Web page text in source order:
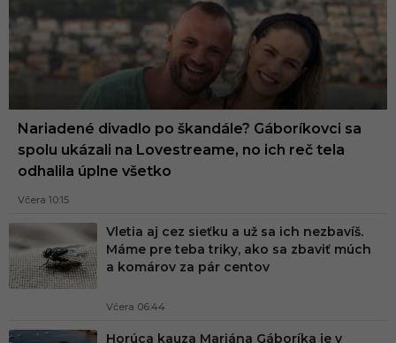
Nariadené divadlo po škandále? Gáboríkovci sa
spolu ukázali na Lovestreame, no ich reč tela
odhalila úplne všetko
Včera 10:15
Vletia aj cez sieťku a už sa ich nezbavíš.
Máme pre teba triky, ako sa zbaviť múch
a komárov za pár centov
Včera 06:44
Horúca kauza Mariána Gáboríka je v